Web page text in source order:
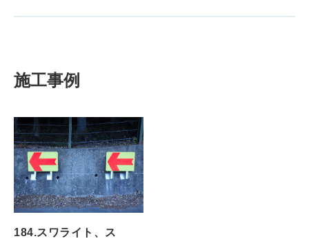
施工事例
184.スワライト、ス